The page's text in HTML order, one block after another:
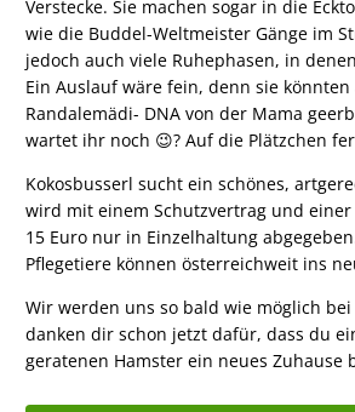
Verstecke. Sie machen sogar in die
wie die Buddel-Weltmeister Gänge im
jedoch auch viele Ruhephasen, in
Ein Auslauf wäre fein, denn sie
Randalemädi- DNA von der Mama
wartet ihr noch 😉? Auf die Plätzchen
Kokosbusserl sucht ein schönes,
wird mit einem Schutzvertrag und
15 Euro nur in Einzelhaltung
Pflegetiere können österreichweit ins
Wir werden uns so bald wie möglich
danken dir schon jetzt dafür, dass du
geratenen Hamster ein neues Zuhause